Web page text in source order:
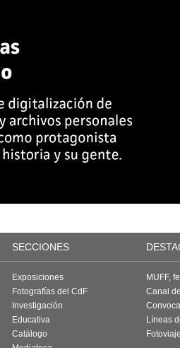
SECCIONES
Exposiciones
Fotografías del CdF
Investigación
Educativa
Catálogo
MUFF,
Canal
Líneas